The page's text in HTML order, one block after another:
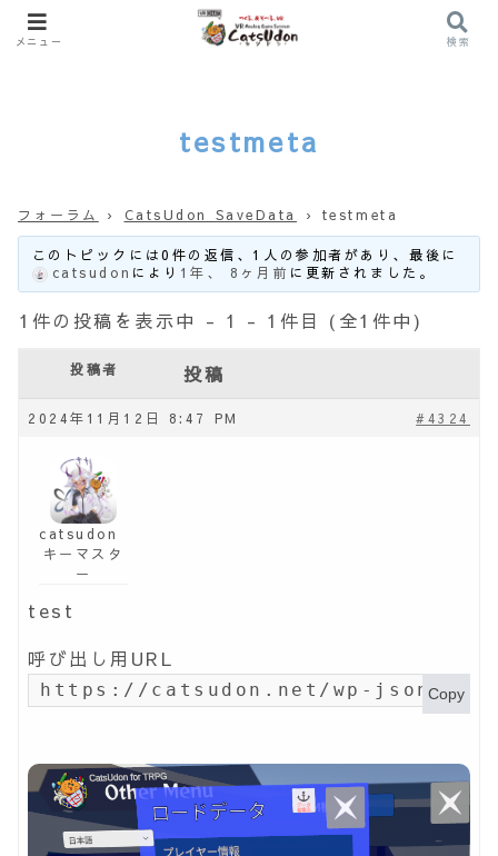
testmeta
フォーラム › CatsUdon SaveData › testmeta
このトピックには0件の返信、1人の参加者があり、最後に
catsudon により 1年、 8ヶ月前 に更新されました。
1件の投稿を表示中 - 1 - 1件目 (全1件中)
投稿者 投稿
2024年11月12日 8:47 PM #4324
catsudon
キーマスタ
ー
test
呼び出し用URL
https://catsudon.net/wp-json/my-
Copy
メニュー 検索